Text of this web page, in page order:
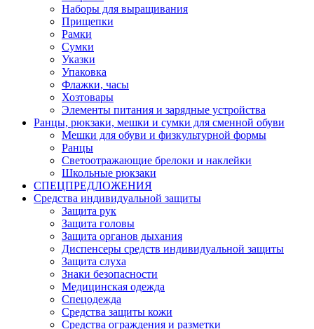
Наборы для выращивания
Прищепки
Рамки
Сумки
Указки
Упаковка
Флажки, часы
Хозтовары
Элементы питания и зарядные устройства
Ранцы, рюкзаки, мешки и сумки для сменной обуви
Мешки для обуви и физкультурной формы
Ранцы
Светоотражающие брелоки и наклейки
Школьные рюкзаки
СПЕЦПРЕДЛОЖЕНИЯ
Средства индивидуальной защиты
Защита рук
Защита головы
Защита органов дыхания
Диспенсеры средств индивидуальной защиты
Защита слуха
Знаки безопасности
Медицинская одежда
Спецодежда
Средства защиты кожи
Средства ограждения и разметки